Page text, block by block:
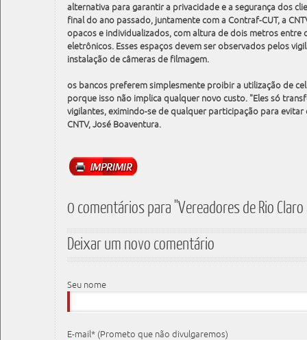
alternativa para garantir a privacidade e a segurança dos
final do ano passado, juntamente com a Contraf-CUT, a
opacos e individualizados, com altura de dois metros entre
eletrônicos. Esses espaços devem ser observados pelos
instalação de câmeras de filmagem.
os bancos preferem simplesmente proibir a utilização de
porque isso não implica qualquer novo custo. "Eles só
vigilantes, eximindo-se de qualquer participação para
CNTV, José Boaventura.
0 comentários para "Vereadores de Rio
Deixar um novo comentário
Seu nome
E-mail* (Prometo que não divulgaremos)